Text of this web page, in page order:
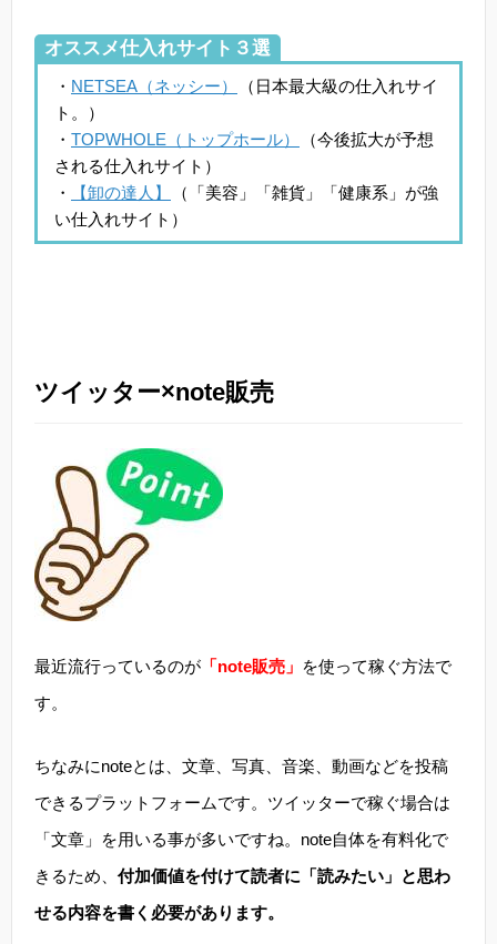
オススメ仕入れサイト３選
・ NETSEA（ネッシー）
（日本最大級の仕入れサイ
ト。）
・ TOPWHOLE（トップホール）
（今後拡大が予想
される仕入れサイト）
・
【卸の達人】
（「美容」「雑貨」「健康系」が強
い仕入れサイト）
ツイッター×note販売
最近流行っているのが 「note販売」 を使って稼ぐ方法で
す。
ちなみにnoteとは、文章、写真、音楽、動画などを投稿
できるプラットフォームです。ツイッターで稼ぐ場合は
「文章」を用いる事が多いですね。note自体を有料化で
きるため、 付加価値を付けて読者に「読みたい」と思わ
せる内容を書く必要があります。